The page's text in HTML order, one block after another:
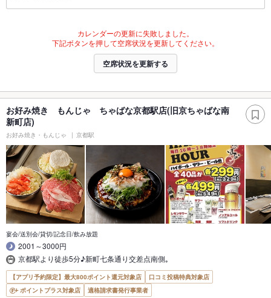
カレンダーの更新に失敗しました。
下記ボタンを押して空席状況を更新してください。
空席状況を更新する
お好み焼き もんじゃ ちゃばな京都駅店(旧京ちゃばな南
新町店)
お好み焼き・もんじゃ 京都駅
宴会/送別会/貸切/記念日/飲み放題
2001～3000円
京都駅より徒歩5分♪新町七条通り交差点南側｡
【アプリ予約限定】最大800ポイント還元対象店
口コミ投稿特典対象店
ポイントプラス対象店
適格請求書発行事業者